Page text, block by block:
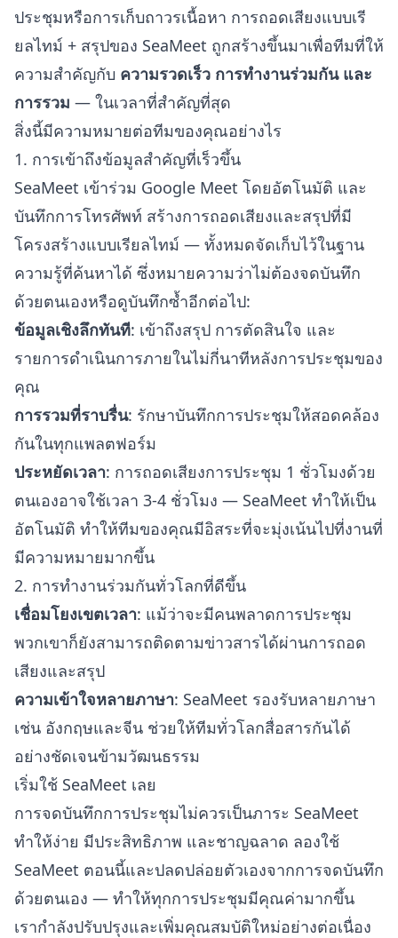
ประชุมหรือการเก็บถาวรเนื้อหา การถอดเสียงแบบเรี
ยลไทม์ + สรุปของ SeaMeet ถูกสร้างขึ้นมาเพื่อทีมที่ให้
ความสำคัญกับ ความรวดเร็ว การทำงานร่วมกัน และ
การรวม — ในเวลาที่สำคัญที่สุด
สิ่งนี้มีความหมายต่อทีมของคุณอย่างไร
1. การเข้าถึงข้อมูลสำคัญที่เร็วขึ้น
SeaMeet เข้าร่วม Google Meet โดยอัตโนมัติ และ
บันทึกการโทรศัพท์ สร้างการถอดเสียงและสรุปที่มี
โครงสร้างแบบเรียลไทม์ — ทั้งหมดจัดเก็บไว้ในฐาน
ความรู้ที่ค้นหาได้ ซึ่งหมายความว่าไม่ต้องจดบันทึก
ด้วยตนเองหรือดูบันทึกซ้ำอีกต่อไป:
ข้อมูลเชิงลึกทันที: เข้าถึงสรุป การตัดสินใจ และ
รายการดำเนินการภายในไม่กี่นาทีหลังการประชุมของ
คุณ
การรวมที่ราบรื่น: รักษาบันทึกการประชุมให้สอดคล้อง
กันในทุกแพลตฟอร์ม
ประหยัดเวลา: การถอดเสียงการประชุม 1 ชั่วโมงด้วย
ตนเองอาจใช้เวลา 3-4 ชั่วโมง — SeaMeet ทำให้เป็น
อัตโนมัติ ทำให้ทีมของคุณมีอิสระที่จะมุ่งเน้นไปที่งานที่
มีความหมายมากขึ้น
2. การทำงานร่วมกันทั่วโลกที่ดีขึ้น
เชื่อมโยงเขตเวลา: แม้ว่าจะมีคนพลาดการประชุม
พวกเขาก็ยังสามารถติดตามข่าวสารได้ผ่านการถอด
เสียงและสรุป
ความเข้าใจหลายภาษา: SeaMeet รองรับหลายภาษา
เช่น อังกฤษและจีน ช่วยให้ทีมทั่วโลกสื่อสารกันได้
อย่างชัดเจนข้ามวัฒนธรรม
เริ่มใช้ SeaMeet เลย
การจดบันทึกการประชุมไม่ควรเป็นภาระ SeaMeet
ทำให้ง่าย มีประสิทธิภาพ และชาญฉลาด ลองใช้
SeaMeet ตอนนี้และปลดปล่อยตัวเองจากการจดบันทึก
ด้วยตนเอง — ทำให้ทุกการประชุมมีคุณค่ามากขึ้น
เรากำลังปรับปรุงและเพิ่มคุณสมบัติใหม่อย่างต่อเนื่อง